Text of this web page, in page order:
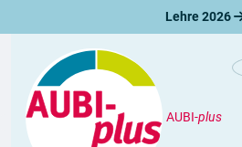
Lehre 2026
AUBI-plus
Premiumprofile